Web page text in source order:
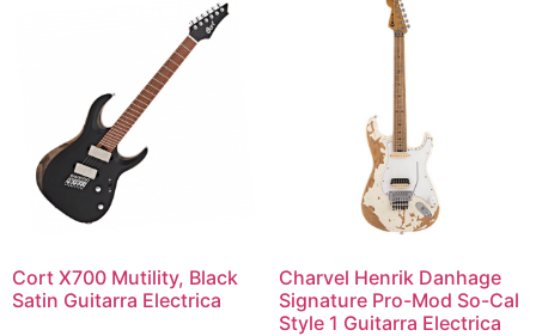
Cort X700 Mutility, Black
Satin Guitarra Electrica
Charvel Henrik Danhage
Signature Pro-Mod So-Cal
Style 1 Guitarra Electrica